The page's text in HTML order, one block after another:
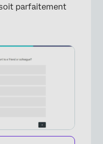
soit parfaitement